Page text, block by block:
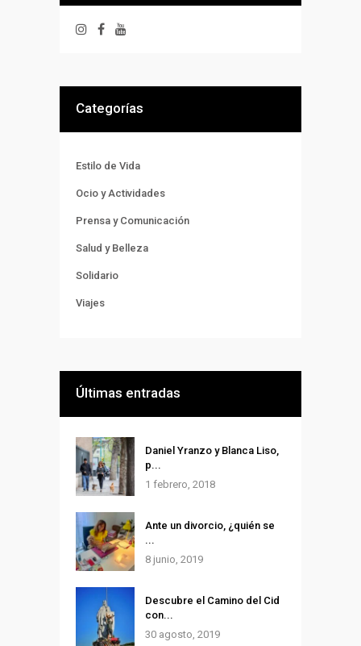
Categorías
Estilo de Vida
Ocio y Actividades
Prensa y Comunicación
Salud y Belleza
Solidario
Viajes
Últimas entradas
Daniel Yranzo y Blanca Liso,
p...
1 febrero, 2018
Ante un divorcio, ¿quién se
...
8 junio, 2019
Descubre el Camino del Cid
con...
30 agosto, 2019